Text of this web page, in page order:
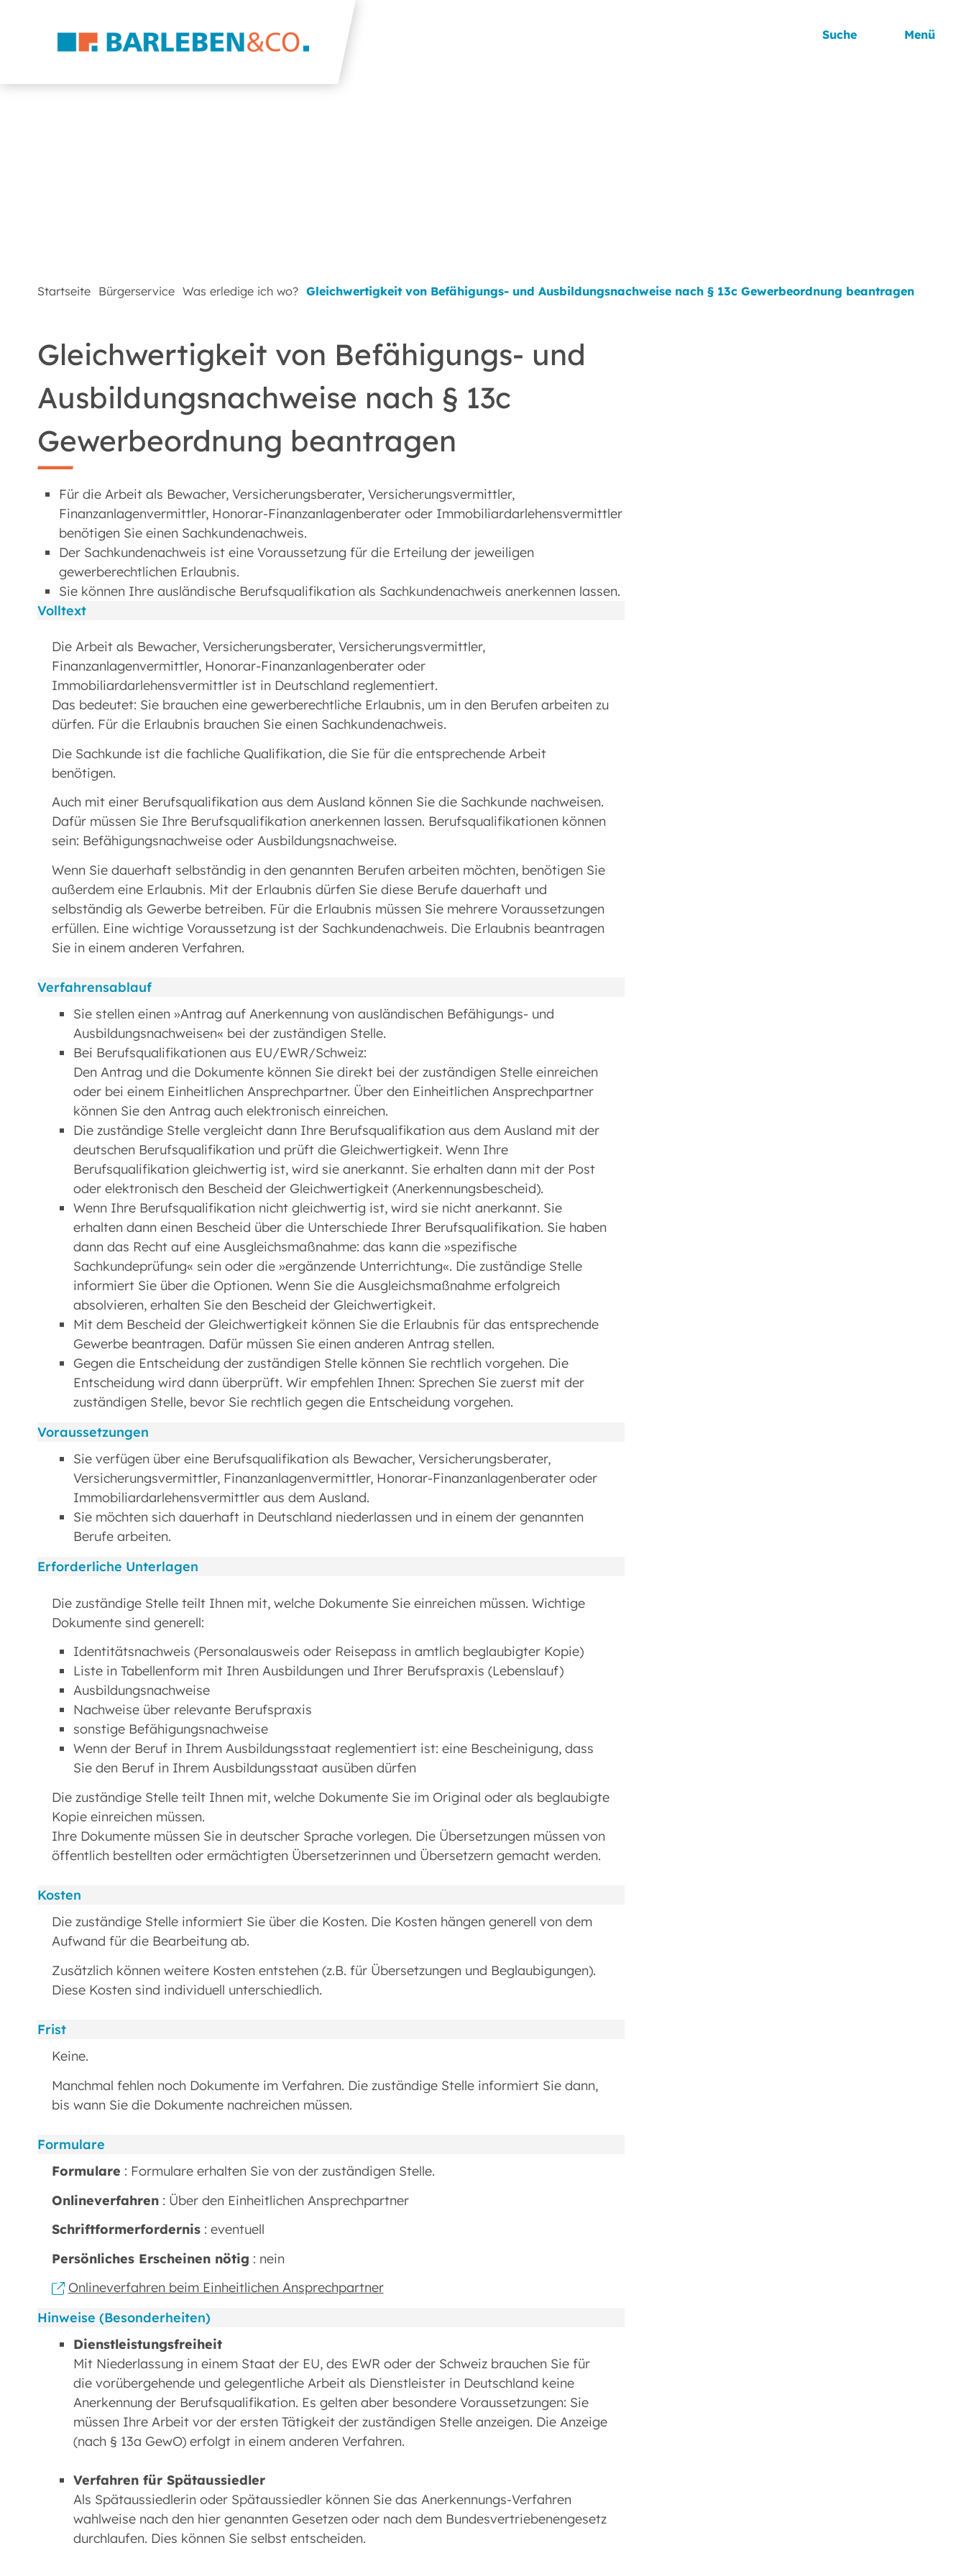
Suche Menü
Startseite Bürgerservice Was erledige ich wo? Gleichwertigkeit von Befähigungs- und Ausbildungsnachweise nach § 13c Gewerbeordnung beantragen
Gleichwertigkeit von Befähigungs- und
Ausbildungsnachweise nach § 13c
Gewerbeordnung beantragen
Für die Arbeit als Bewacher, Versicherungsberater, Versicherungsvermittler,
Finanzanlagenvermittler, Honorar-Finanzanlagenberater oder Immobiliardarlehensvermittler
benötigen Sie einen Sachkundenachweis.
Der Sachkundenachweis ist eine Voraussetzung für die Erteilung der jeweiligen
gewerberechtlichen Erlaubnis.
Sie können Ihre ausländische Berufsqualifikation als Sachkundenachweis anerkennen lassen.
Volltext
Die Arbeit als Bewacher, Versicherungsberater, Versicherungsvermittler,
Finanzanlagenvermittler, Honorar-Finanzanlagenberater oder
Immobiliardarlehensvermittler ist in Deutschland reglementiert.
Das bedeutet: Sie brauchen eine gewerberechtliche Erlaubnis, um in den Berufen arbeiten zu
dürfen. Für die Erlaubnis brauchen Sie einen Sachkundenachweis.
Die Sachkunde ist die fachliche Qualifikation, die Sie für die entsprechende Arbeit
benötigen.
Auch mit einer Berufsqualifikation aus dem Ausland können Sie die Sachkunde nachweisen.
Dafür müssen Sie Ihre Berufsqualifikation anerkennen lassen. Berufsqualifikationen können
sein: Befähigungsnachweise oder Ausbildungsnachweise.
Wenn Sie dauerhaft selbständig in den genannten Berufen arbeiten möchten, benötigen Sie
außerdem eine Erlaubnis. Mit der Erlaubnis dürfen Sie diese Berufe dauerhaft und
selbständig als Gewerbe betreiben. Für die Erlaubnis müssen Sie mehrere Voraussetzungen
erfüllen. Eine wichtige Voraussetzung ist der Sachkundenachweis. Die Erlaubnis beantragen
Sie in einem anderen Verfahren.
Verfahrensablauf
Sie stellen einen »Antrag auf Anerkennung von ausländischen Befähigungs- und
Ausbildungsnachweisen« bei der zuständigen Stelle.
Bei Berufsqualifikationen aus EU/EWR/Schweiz:
Den Antrag und die Dokumente können Sie direkt bei der zuständigen Stelle einreichen
oder bei einem Einheitlichen Ansprechpartner. Über den Einheitlichen Ansprechpartner
können Sie den Antrag auch elektronisch einreichen.
Die zuständige Stelle vergleicht dann Ihre Berufsqualifikation aus dem Ausland mit der
deutschen Berufsqualifikation und prüft die Gleichwertigkeit. Wenn Ihre
Berufsqualifikation gleichwertig ist, wird sie anerkannt. Sie erhalten dann mit der Post
oder elektronisch den Bescheid der Gleichwertigkeit (Anerkennungsbescheid).
Wenn Ihre Berufsqualifikation nicht gleichwertig ist, wird sie nicht anerkannt. Sie
erhalten dann einen Bescheid über die Unterschiede Ihrer Berufsqualifikation. Sie haben
dann das Recht auf eine Ausgleichsmaßnahme: das kann die »spezifische
Sachkundeprüfung« sein oder die »ergänzende Unterrichtung«. Die zuständige Stelle
informiert Sie über die Optionen. Wenn Sie die Ausgleichsmaßnahme erfolgreich
absolvieren, erhalten Sie den Bescheid der Gleichwertigkeit.
Mit dem Bescheid der Gleichwertigkeit können Sie die Erlaubnis für das entsprechende
Gewerbe beantragen. Dafür müssen Sie einen anderen Antrag stellen.
Gegen die Entscheidung der zuständigen Stelle können Sie rechtlich vorgehen. Die
Entscheidung wird dann überprüft. Wir empfehlen Ihnen: Sprechen Sie zuerst mit der
zuständigen Stelle, bevor Sie rechtlich gegen die Entscheidung vorgehen.
Voraussetzungen
Sie verfügen über eine Berufsqualifikation als Bewacher, Versicherungsberater,
Versicherungsvermittler, Finanzanlagenvermittler, Honorar-Finanzanlagenberater oder
Immobiliardarlehensvermittler aus dem Ausland.
Sie möchten sich dauerhaft in Deutschland niederlassen und in einem der genannten
Berufe arbeiten.
Erforderliche Unterlagen
Die zuständige Stelle teilt Ihnen mit, welche Dokumente Sie einreichen müssen. Wichtige
Dokumente sind generell:
Identitätsnachweis (Personalausweis oder Reisepass in amtlich beglaubigter Kopie)
Liste in Tabellenform mit Ihren Ausbildungen und Ihrer Berufspraxis (Lebenslauf)
Ausbildungsnachweise
Nachweise über relevante Berufspraxis
sonstige Befähigungsnachweise
Wenn der Beruf in Ihrem Ausbildungsstaat reglementiert ist: eine Bescheinigung, dass
Sie den Beruf in Ihrem Ausbildungsstaat ausüben dürfen
Die zuständige Stelle teilt Ihnen mit, welche Dokumente Sie im Original oder als beglaubigte
Kopie einreichen müssen.
Ihre Dokumente müssen Sie in deutscher Sprache vorlegen. Die Übersetzungen müssen von
öffentlich bestellten oder ermächtigten Übersetzerinnen und Übersetzern gemacht werden.
Kosten
Die zuständige Stelle informiert Sie über die Kosten. Die Kosten hängen generell von dem
Aufwand für die Bearbeitung ab.
Zusätzlich können weitere Kosten entstehen (z.B. für Übersetzungen und Beglaubigungen).
Diese Kosten sind individuell unterschiedlich.
Frist
Keine.
Manchmal fehlen noch Dokumente im Verfahren. Die zuständige Stelle informiert Sie dann,
bis wann Sie die Dokumente nachreichen müssen.
Formulare
Formulare : Formulare erhalten Sie von der zuständigen Stelle.
Onlineverfahren : Über den Einheitlichen Ansprechpartner
Schriftformerfordernis : eventuell
Persönliches Erscheinen nötig : nein
Onlineverfahren beim Einheitlichen Ansprechpartner
Hinweise (Besonderheiten)
Dienstleistungsfreiheit
Mit Niederlassung in einem Staat der EU, des EWR oder der Schweiz brauchen Sie für
die vorübergehende und gelegentliche Arbeit als Dienstleister in Deutschland keine
Anerkennung der Berufsqualifikation. Es gelten aber besondere Voraussetzungen: Sie
müssen Ihre Arbeit vor der ersten Tätigkeit der zuständigen Stelle anzeigen. Die Anzeige
(nach § 13a GewO) erfolgt in einem anderen Verfahren.
Verfahren für Spätaussiedler
Als Spätaussiedlerin oder Spätaussiedler können Sie das Anerkennungs-Verfahren
wahlweise nach den hier genannten Gesetzen oder nach dem Bundesvertriebenengesetz
durchlaufen. Dies können Sie selbst entscheiden.